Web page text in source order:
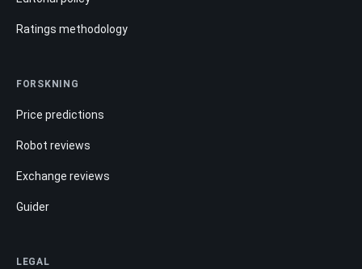
Ratings methodology
FORSKNING
Price predictions
Robot reviews
Exchange reviews
Guider
LEGAL